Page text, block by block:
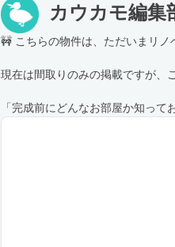
カウカモ編集
🚧 こちらの物件は、ただいまリ
現在は間取りのみの掲載ですが、
「完成前にどんなお部屋か知っ